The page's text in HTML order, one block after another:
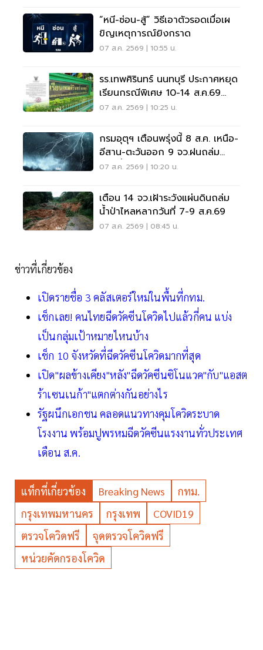
“หนี-ซ่อน-สู้” วิธีเอาตัวรอดเมื่อเผ
ขิญเหตุการณ์ยิงกราด
07 ส.ค. 2569 | 10:55 น.
รร.เทพศิรินทร์ นนทบุรี ประกาศหยุด
เรียนกรณีพิเศษ 10-14 ส.ค.69
หลังเหตุกราดยิง
07 ส.ค. 2569 | 10:25 น.
กรมอุตุฯ เตือนพรุ่งนี้ 8 ส.ค. เหนือ-
อีสาน-ตะวันออก 9 จว.ฝนถล่ม
ระวังน้ำท่วมฉับพลัน
07 ส.ค. 2569 | 10:20 น.
เตือน 14 จว.เฝ้าระวังแผ่นดินถล่ม
น้ำป่าไหลหลากวันที่ 7-9 ส.ค.69
07 ส.ค. 2569 | 08:45 น.
ข่าวที่เกี่ยวข้อง
เปิดรายชื่อ 3 คลัสเตอร์ใหม่ในพื้นที่กทม.
เช็กเลย! คนไทยฉีดวัคซีนโควิดไปแล้วกี่คน แบ่ง
เป็นกลุ่มเป้าหมายไหนบ้าง
เช็ก 10 จังหวัดที่ฉีดวัคซีนโควิดมากที่สุด
เปิด"ผลข้างเคียง"หลัง"ฉีดวัคซีนซิโนแวค"กับ"แอสต
ร้าเซนเนก้า"แตกต่างกันอย่างไร
รัฐผนึกเอกชน คลอดแนวทางคุมโควิดระบาด
โรงงาน พร้อมปูพรหมฉีดวัคซีนแรงงานทั่วประเทศ
เดือน ส.ค.
แท็กที่เกี่ยวข้อง Breaking News
กทม.
กรุงเทพมหานคร
กรุงเทพ
COVID19
ตรวจโควิดฟรี
จุดตรวจโควิดฟรี
หน่วยคัดกรองโควิด